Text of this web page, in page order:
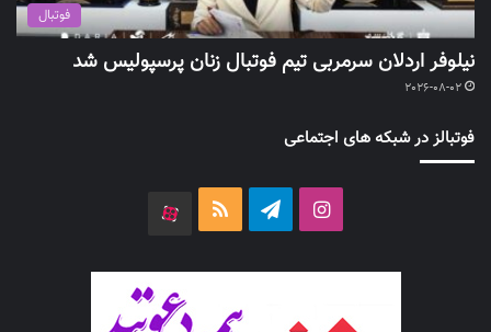
فوتبال
نیلوفر اردلان سرمربی تیم فوتبال زنان پرسپولیس شد
2026-08-02
فوتبالز در شبکه های اجتماعی
اینستاگرامتلگرام خوراک